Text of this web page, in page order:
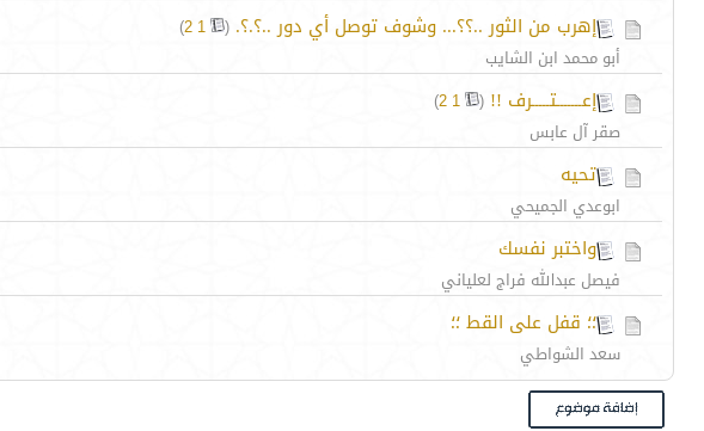
إهرب من الثور ..؟؟... وشوف توصل أي دور ..؟.؟. (
1
2
)
أبو محمد ابن الشايب
إعـــــــتـــــرف !! (
1
2
)
صقر آل عابس
تحيه
ابوعدي الجميحي
واختبر نفسك
فيصل عبدالله فراج لعلياني
؛؛ قفل على القط ؛؛
سعد الشواطي